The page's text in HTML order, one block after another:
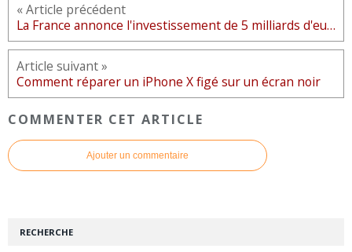
« Article précédent
La France annonce l'investissement de 5 milliards d'euros pour les start-up dans le domaine de la High Tech
Article suivant »
Comment réparer un iPhone X figé sur un écran noir
COMMENTER CET ARTICLE
Ajouter un commentaire
RECHERCHE